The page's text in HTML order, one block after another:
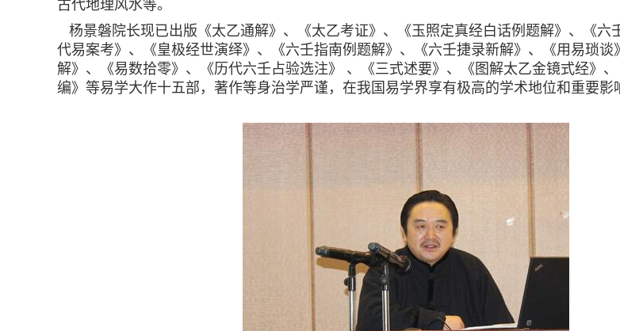
古代地理风水等。
杨景磐院长现已出版《太乙通解》、《太乙考证》、《玉照定真经白话例题解》、《六
代易案考》、《皇极经世演绎》、《六壬指南例题解》、《六壬捷录新解》、《用易琐谈
解》、《易数拾零》、《历代六壬占验选注》 、《三式述要》、《图解太乙金镜式经》
编》等易学大作十五部，著作等身治学严谨，在我国易学界享有极高的学术地位和重要影